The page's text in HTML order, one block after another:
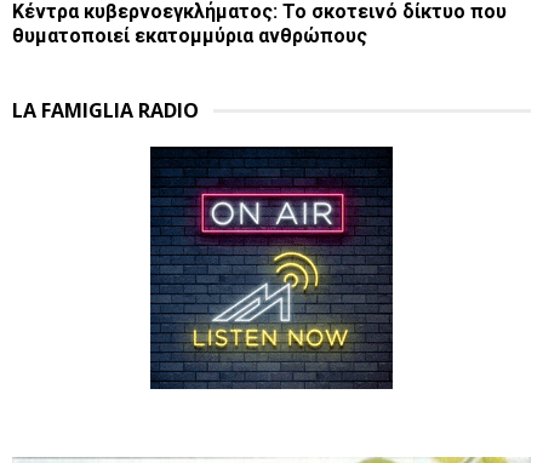
Κέντρα κυβερνοεγκλήματος: Το σκοτεινό δίκτυο που
θυματοποιεί εκατομμύρια ανθρώπους
LA FAMIGLIA RADIO